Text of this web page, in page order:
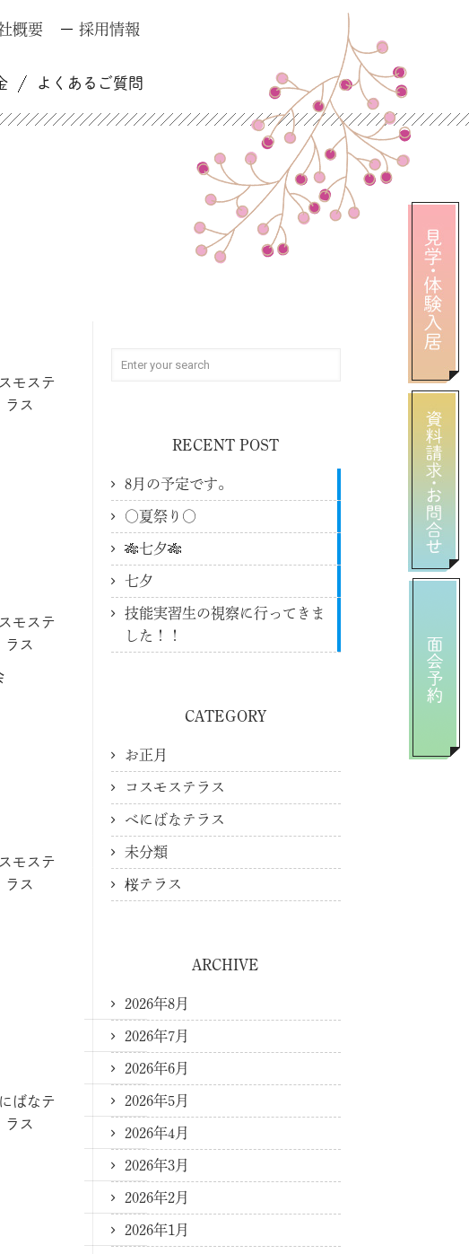
概要 採用情報
よくあるご質問
モステ
ラス
モステ
ラス
モステ
ラス
ばなテ
ラス
RECENT POST
8月の予定です。
〇夏祭り〇
🎋七夕🎋
七夕
技能実習生の視察に行ってきま
した！！
CATEGORY
お正月
コスモステラス
べにばなテラス
未分類
桜テラス
ARCHIVE
2026年8月
2026年7月
2026年6月
2026年5月
2026年4月
2026年3月
2026年2月
2026年1月